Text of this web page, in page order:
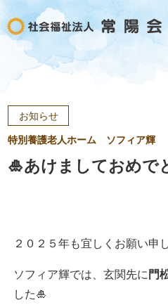
お知らせ
特別養護老人ホーム ソフィア輝
🎍あけましておめで
２０２５年も宜しくお願い申
ソフィア輝では、玄関先に 門
した🎍